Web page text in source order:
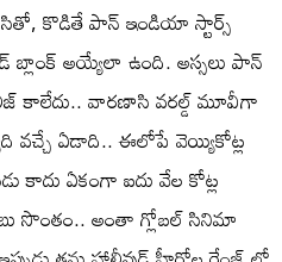
కొడితే పాన్ ఇండియా స్టార్స్
బ్లాంక్ అయ్యేలా ఉంది. అస్సలు పాన్
కాలేదు.. వారణాసి వరల్డ్ మూవీగా
ఏడాది.. ఈలోపే వెయ్యికోట్ల
కాదు ఏకంగా ఐదు వేల కోట్ల
సొంతం.. అంతా గ్లోబల్ సినిమా